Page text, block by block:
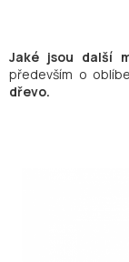
Jaké jsou další
především o
dřevo.